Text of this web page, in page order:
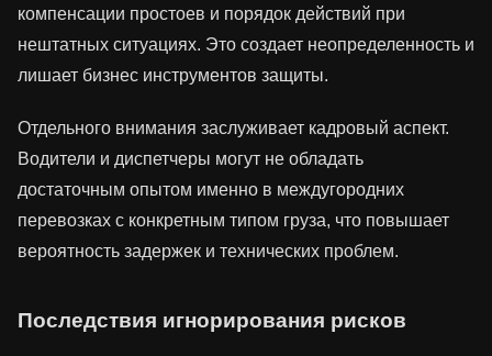
компенсации простоев и порядок действий при
нештатных ситуациях. Это создает неопределенность и
лишает бизнес инструментов защиты.
Отдельного внимания заслуживает кадровый аспект.
Водители и диспетчеры могут не обладать
достаточным опытом именно в междугородних
перевозках с конкретным типом груза, что повышает
вероятность задержек и технических проблем.
Последствия игнорирования рисков